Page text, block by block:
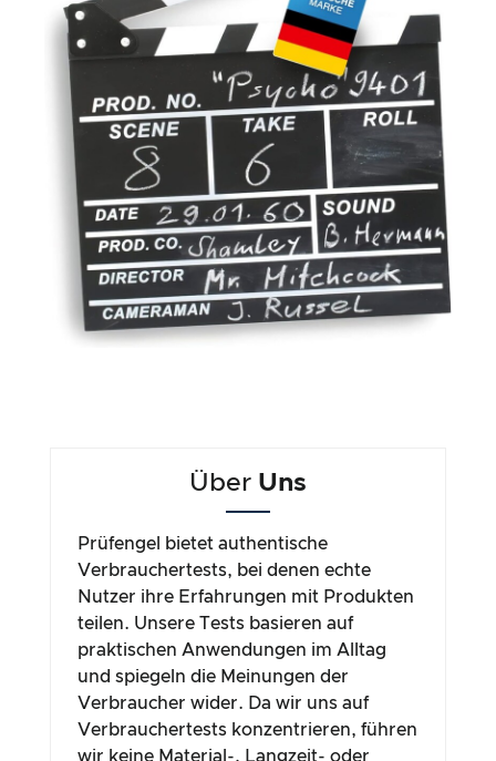
Über Uns
Prüfengel bietet authentische
Verbrauchertests, bei denen echte
Nutzer ihre Erfahrungen mit Produkten
teilen. Unsere Tests basieren auf
praktischen Anwendungen im Alltag
und spiegeln die Meinungen der
Verbraucher wider. Da wir uns auf
Verbrauchertests konzentrieren, führen
wir keine Material-, Langzeit- oder